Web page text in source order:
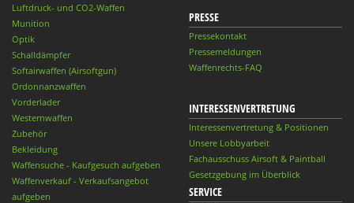
Luftdruck- und CO2-Waffen
Munition
Optik
Schalldämpfer
Softairwaffen (Airsoftgun)
Ordonnanzwaffen
Vorderlader
Westernwaffen
Zubehör
Bekleidung
Waffensuche - Kaufgesuch aufgeben
Waffenverkauf - Verkaufsangebot
aufgeben
PRESSE
Pressekontakt
Pressemeldungen
Waffenrechts-FAQ
INTERESSENVERTRETUNG
Interessenvertretung & Positionen
Unsere Lobbyarbeit
Fachausschuss Airsoft & Paintball
Gesetzgebung im Überblick
SERVICE